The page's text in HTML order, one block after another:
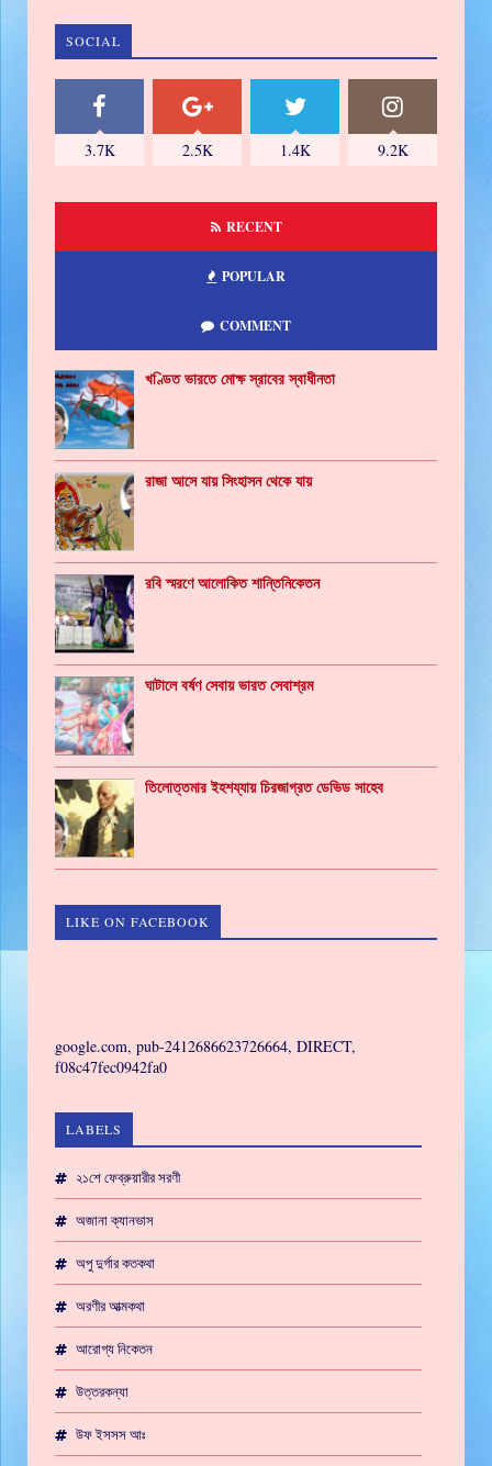
SOCIAL
3.7K 2.5K 1.4K 9.2K
RECENT
POPULAR
COMMENT
খণ্ডিত ভারতে মোক্ষ স্রাবের স্বাধীনতা
রাজা আসে যায় সিংহাসন থেকে যায়
রবি স্মরণে আলোকিত শান্তিনিকেতন
ঘাটালে বর্ষণ সেবায় ভারত সেবাশ্রম
তিলোত্তমার ইহশয্যায় চিরজাগ্রত ডেভিড সাহেব
LIKE ON FACEBOOK
google.com, pub-2412686623726664, DIRECT,
f08c47fec0942fa0
LABELS
২১শে ফেব্রুয়ারীর সরণী
অজানা ক্যানভাস
অপু দুর্গার কতকথা
অরণীর আত্মকথা
আরোগ্য নিকেতন
উত্তরকন্যা
উফ ইসসস আঃ